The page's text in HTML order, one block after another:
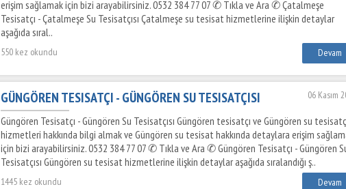
erişim sağlamak için bizi arayabilirsiniz. 0532 384 77 07 ✆ Tıkla ve Ara ✆ Çatalmeşe
Tesisatçı - Çatalmeşe Su Tesisatçısı Çatalmeşe su tesisat hizmetlerine ilişkin detaylar
aşağıda sıral..
550 kez okundu Devam
06 Kasım
GÜNGÖREN TESISATÇI - GÜNGÖREN SU TESISATÇISI
Güngören Tesisatçı - Güngören Su Tesisatçısı Güngören tesisatçı ve Güngören su
hizmetleri hakkında bilgi almak ve Güngören su tesisat hakkında detaylara erişim
için bizi arayabilirsiniz. 0532 384 77 07 ✆ Tıkla ve Ara ✆ Güngören Tesisatçı - Güngören
Tesisatçısı Güngören su tesisat hizmetlerine ilişkin detaylar aşağıda sıralandığı ş..
1445 kez okundu Devam